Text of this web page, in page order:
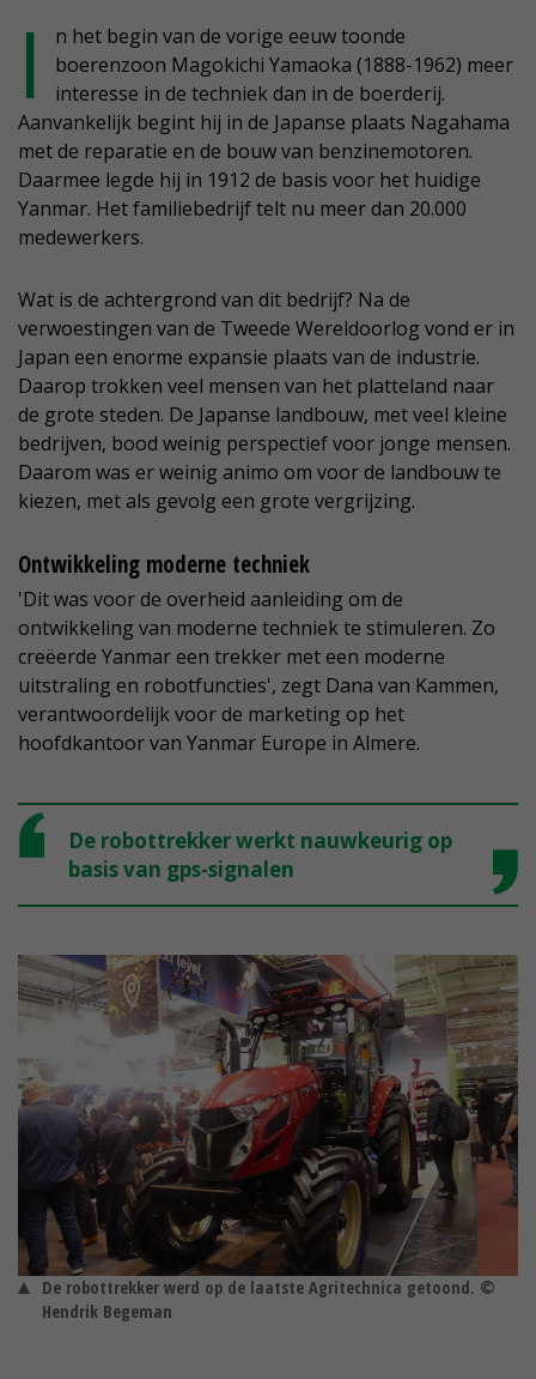
I
n het begin van de vorige eeuw toonde
boerenzoon Magokichi Yamaoka (1888-1962) meer
interesse in de techniek dan in de boerderij.
Aanvankelijk begint hij in de Japanse plaats Nagahama
met de reparatie en de bouw van benzinemotoren.
Daarmee legde hij in 1912 de basis voor het huidige
Yanmar. Het familiebedrijf telt nu meer dan 20.000
medewerkers.
Wat is de achtergrond van dit bedrijf? Na de
verwoestingen van de Tweede Wereldoorlog vond er in
Japan een enorme expansie plaats van de industrie.
Daarop trokken veel mensen van het platteland naar
de grote steden. De Japanse landbouw, met veel kleine
bedrijven, bood weinig perspectief voor jonge mensen.
Daarom was er weinig animo om voor de landbouw te
kiezen, met als gevolg een grote vergrijzing.
Ontwikkeling moderne techniek
'Dit was voor de overheid aanleiding om de
ontwikkeling van moderne techniek te stimuleren. Zo
creëerde Yanmar een trekker met een moderne
uitstraling en robotfuncties', zegt Dana van Kammen,
verantwoordelijk voor de marketing op het
hoofdkantoor van Yanmar Europe in Almere.
De robottrekker werkt nauwkeurig op
basis van gps-signalen
De robottrekker werd op de laatste Agritechnica getoond. ©
Hendrik Begeman